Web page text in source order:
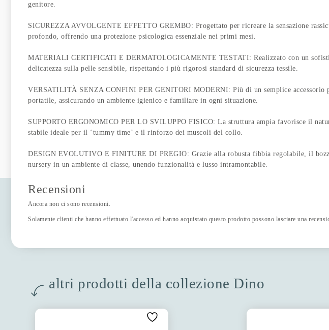
genitore.
SICUREZZA AVVOLGENTE EFFETTO GREMBO: Progettato per ricreare la sensazione
profondo, offrendo una protezione psicologica essenziale nei primi mesi.
MATERIALI CERTIFICATI E DERMATOLOGICAMENTE TESTATI: Realizzato con un
delicatezza sulla pelle sensibile, rispettando i più rigorosi standard di sicurezza tessile.
VERSATILITÀ SENZA CONFINI PER GENITORI MODERNI: Più di un semplice accessorio
portatile, assicurando un ambiente igienico e familiare in ogni situazione.
SUPPORTO ERGONOMICO PER LO SVILUPPO FISICO: La struttura ampia favorisce il
stabile ideale per il ‘tummy time’ e il rinforzo dei muscoli del collo.
DESIGN EVOLUTIVO E FINITURE DI PREGIO: Grazie alla robusta fibbia regolabile, il
nursery in un ambiente di classe, unendo funzionalità e lusso intramontabile.
Recensioni
Ancora non ci sono recensioni.
Solamente clienti che hanno effettuato l'accesso ed hanno acquistato questo prodotto possono lasciare una
altri prodotti della collezione Dino